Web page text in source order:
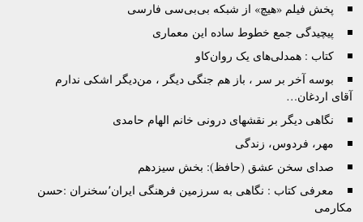
پخش فیلم «هیچ» از شبکه بی‌بی‌سی فارسی
پیچیدگی جمع خطوط ساده این معماری
کتاب : همدلی‌های یک روان‌کاو
بوسه آخر بر سر ، باز هم جنگی دیگر ، من‌دیگر اشکی ندارم
آقای اردغان…
نگاهی دیگر بر نقشهای درونی خانم الهام حامدی
مهر، فردوس، زندگی
صدای سخن عشق (حافظ): بخش سیزدهم
معرفی کتاب : نگاهی به سرزمین فرهنگی ایران٬سخنران :حسن
مکارمی